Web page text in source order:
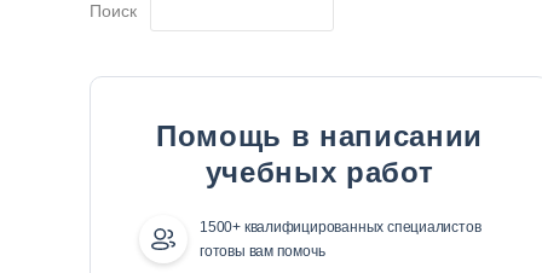
Поиск
Помощь в написании
учебных работ
1500+ квалифицированных специалистов
готовы вам помочь